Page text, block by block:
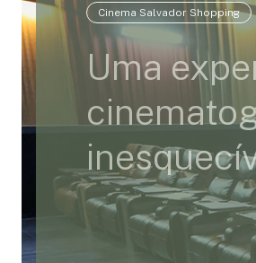
Cinema Salvador Shopping
Uma